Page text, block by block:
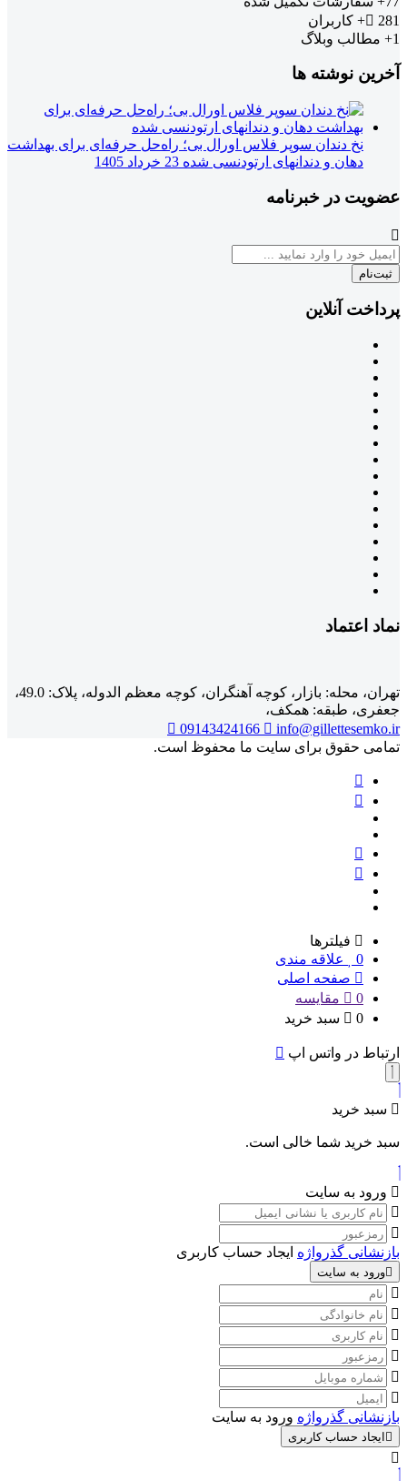
281+
کاربران
1+
مطالب وبلاگ
آخرین نوشته ها
نخ دندان سوپر فلاس اورال بی؛ راه‌حل حرفه‌ای برای بهداشت
دهان و دندانهای ارتودنسی شده 23 خرداد 1405
عضویت در خبرنامه
ثبت‌نام
پرداخت آنلاین
نماد اعتماد
تهران، محله: بازار، کوچه آهنگران، کوچه معظم الدوله، پلاک: 49.0،
جعفری، طبقه: همکف،
09143424166
info@gillettesemko.ir
تمامی حقوق برای سایت ما محفوظ است.
فیلترها
0
علاقه مندی
صفحه اصلی
0
مقایسه
0
سبد خرید
ارتباط در واتس اپ
سبد خرید
سبد خرید شما خالی است.
ورود به سایت
بازنشانی گذرواژه ایجاد حساب کاربری
ورود به سایت
بازنشانی گذرواژه ورود به سایت
ایجاد حساب کاربری